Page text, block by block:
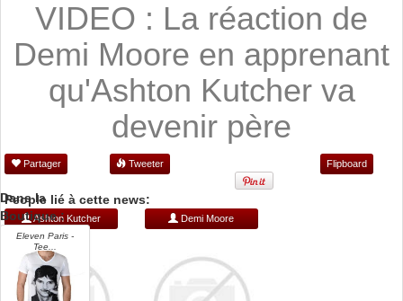
VIDEO : La réaction de
Demi Moore en apprenant
qu'Ashton Kutcher va
devenir père
Partager Tweeter Flipboard
People lié à cette news:
Ashton Kutcher Demi Moore
Dans la
Boutique :
Eleven Paris -
Tee...